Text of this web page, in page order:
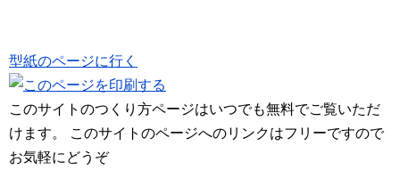
型紙のページに行く
このサイトのつくり方ページはいつでも無料でご覧いただ
けます。 このサイトのページへのリンクはフリーですので
お気軽にどうぞ